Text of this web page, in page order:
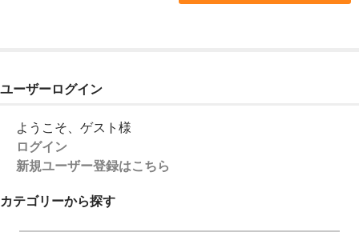
ユーザーログイン
ようこそ、ゲスト様
ログイン
新規ユーザー登録はこちら
カテゴリーから探す